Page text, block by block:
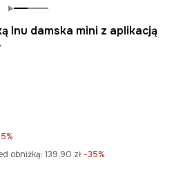
lnu damska mini z aplikacją
obniżką: 139,90 zł -35%